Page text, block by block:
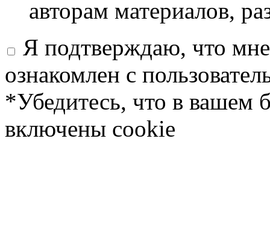
авторам материалов,
Я подтверждаю, что
ознакомлен с
*Убедитесь, что в вашем
включены cookie